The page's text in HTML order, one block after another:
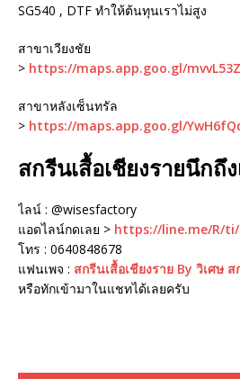
SG540 , DTF ทำให้ต้นทุนเราไม่สูง
สาขาเวียงชัย
> https://maps.app.goo.gl/
สาขาหลังเซ็นทรัล
> https://maps.app.goo.gl/
สกรีนเสื้อเชียงรายนึกถึง
ไลน์ : @wisesfactory
แอดไลน์กดเลย > https://line.me/R/
โทร : 0640848678
แฟนเพจ : สกรีนเสื้อเชียงราย By วิเศษ
หรือทักเข้ามาในแชทได้เลยครับ